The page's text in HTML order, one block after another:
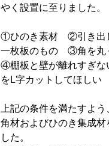
やく設置に至りました。
①ひのき素材 ②引き出
一枚板のもの ③角を丸
④棚板と壁が離れすぎな
をL字カットしてほしい
上記の条件を満たすよ
角材およびひのき集成材
した。